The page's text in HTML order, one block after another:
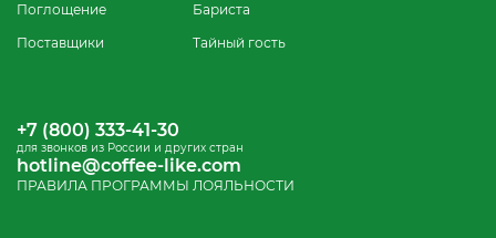
Поглощение
Поставщики
Бариста
Тайный гость
+7 (800) 333-41-30
для звонков из России и других стран
hotline@coffee-like.com
ПРАВИЛА ПРОГРАММЫ ЛОЯЛЬНОСТИ